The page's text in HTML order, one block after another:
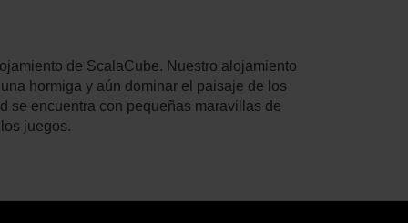
de ScalaCube. Nuestro alojamiento
hormiga y aún dominar el paisaje de los
se encuentra con pequeñas maravillas de
juegos.